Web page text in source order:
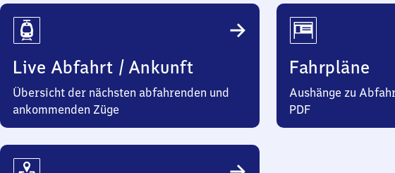
Reiseinfos
Live Abfahrt / Ankunft
Übersicht der nächsten abfahrenden und
ankommenden Züge
Fahrpläne
Aushänge zu
PDF